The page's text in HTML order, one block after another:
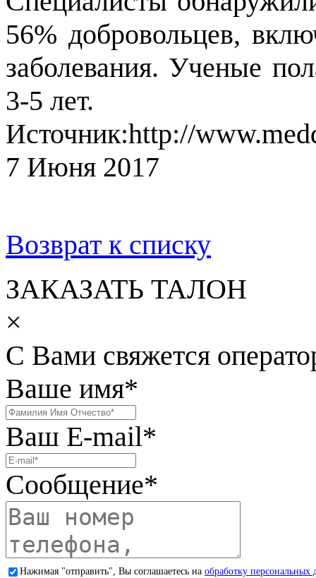
56% добровольцев,
заболевания. Ученые
3-5 лет.
Источник:http://
7 Июня 2017
Возврат к списку
ЗАКАЗАТЬ ТАЛОН
×
С Вами свяжется
Ваше имя*
Ваш E-mail*
Сообщение*
Нажимая "отправить", Вы соглашаетесь на обработку персональных